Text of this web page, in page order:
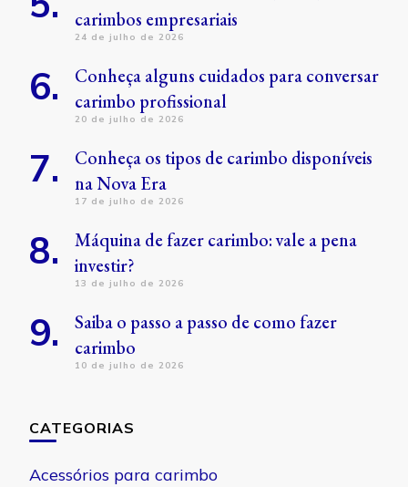
carimbos empresariais
24 de julho de 2026
Conheça alguns cuidados para conversar
carimbo profissional
20 de julho de 2026
Conheça os tipos de carimbo disponíveis
na Nova Era
17 de julho de 2026
Máquina de fazer carimbo: vale a pena
investir?
13 de julho de 2026
Saiba o passo a passo de como fazer
carimbo
10 de julho de 2026
CATEGORIAS
Acessórios para carimbo